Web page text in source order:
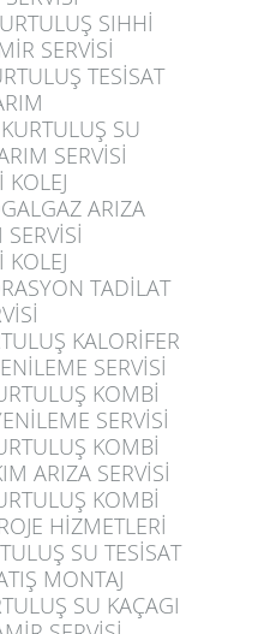
SIHHİ
SERVİSİ
TESİSAT
SU
SERVİSİ
KOLEJ
ARIZA
KOLEJ
TADİLAT
KALORİFER
SERVİSİ
KOMBİ
SERVİSİ
KOMBİ
ARIZA SERVİSİ
KOMBİ
HİZMETLERİ
SU TESİSAT
MONTAJ
SU KAÇAGI